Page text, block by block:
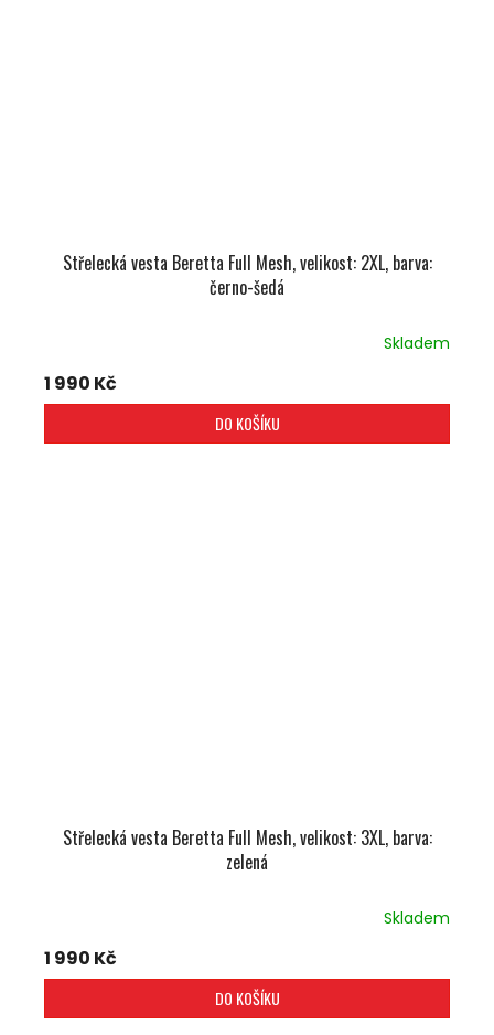
Střelecká vesta Beretta Full Mesh, velikost: 2XL, barva:
černo-šedá
Skladem
1 990 Kč
DO KOŠÍKU
Střelecká vesta Beretta Full Mesh, velikost: 3XL, barva:
zelená
Skladem
1 990 Kč
DO KOŠÍKU